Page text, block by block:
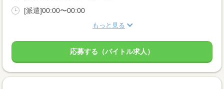
[派遣]00:00〜00:00
もっと見る
応募する（バイトル求人）